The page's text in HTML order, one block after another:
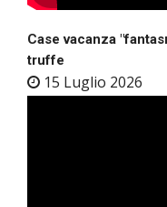
Case vacanza
truffe
15 Luglio 2026